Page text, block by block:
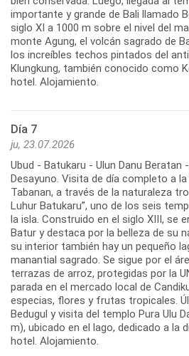
importante y grande de Bali llamado
siglo XI a 1000 m sobre el nivel del
monte Agung, el volcán sagrado de
los increíbles techos pintados del
Klungkung, también conocido como
hotel. Alojamiento.
Día 7
ju, 23.07.2026
Ubud - Batukaru - Ulun Danu Beratan
Desayuno. Visita de día completo a
Tabanan, a través de la naturaleza
Luhur Batukaru”, uno de los seis
la isla. Construido en el siglo XIII, se
Batur y destaca por la belleza de su
su interior también hay un pequeño
manantial sagrado. Se sigue por el
terrazas de arroz, protegidas por la
parada en el mercado local de
especias, flores y frutas tropicales.
Bedugul y visita del templo Pura Ulu
m), ubicado en el lago, dedicado a la
hotel. Alojamiento.